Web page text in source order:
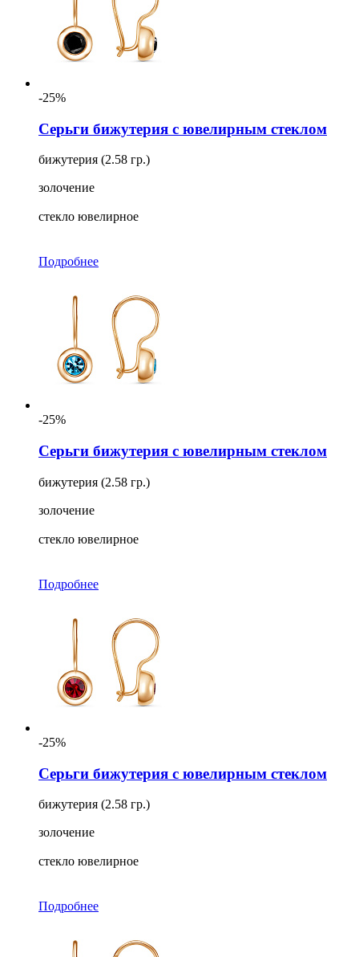
-25%
Серьги бижутерия с ювелирным стеклом
бижутерия (2.58 гр.)
золочение
стекло ювелирное
Подробнее
-25%
Серьги бижутерия с ювелирным стеклом
бижутерия (2.58 гр.)
золочение
стекло ювелирное
Подробнее
-25%
Серьги бижутерия с ювелирным стеклом
бижутерия (2.58 гр.)
золочение
стекло ювелирное
Подробнее